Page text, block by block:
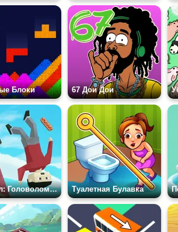
Блоки 67 Дои Дои
Рэгдолл: Головоломка с Тряпичной Куклой Туалетная Булавка